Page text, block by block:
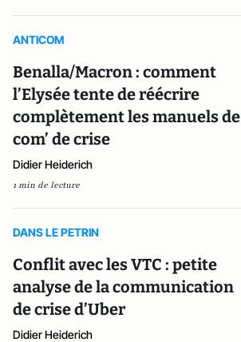
ANTICOM
Benalla/Macron : comment
l’Elysée tente de réécrire
complètement les manuels de
com’ de crise
Didier Heiderich
1 min de lecture
DANS LE PETRIN
Conflit avec les VTC : petite
analyse de la communication
de crise d’Uber
Didier Heiderich